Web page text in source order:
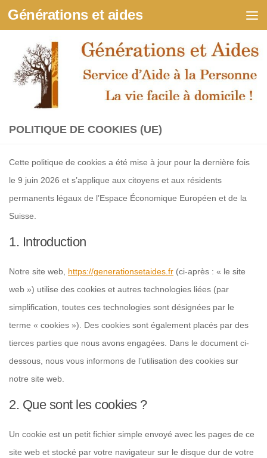
Skip to content
Générations et aides
POLITIQUE DE COOKIES (UE)
Cette politique de cookies a été mise à jour pour la dernière fois
le 9 juin 2026 et s’applique aux citoyens et aux résidents
permanents légaux de l’Espace Économique Européen et de la
Suisse.
1. Introduction
Notre site web, https://generationsetaides.fr (ci-après : « le site
web ») utilise des cookies et autres technologies liées (par
simplification, toutes ces technologies sont désignées par le
terme « cookies »). Des cookies sont également placés par des
tierces parties que nous avons engagées. Dans le document ci-
dessous, nous vous informons de l’utilisation des cookies sur
notre site web.
2. Que sont les cookies ?
Un cookie est un petit fichier simple envoyé avec les pages de ce
site web et stocké par votre navigateur sur le disque dur de votre